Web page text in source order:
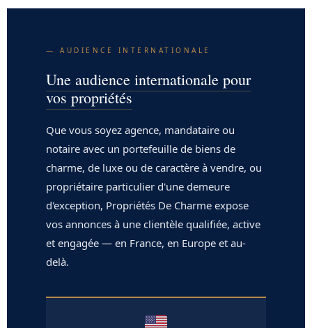
— AUDIENCE INTERNATIONALE
Une audience internationale pour
vos propriétés
Que vous soyez agence, mandataire ou
notaire avec un portefeuille de biens de
charme, de luxe ou de caractère à vendre, ou
propriétaire particulier d'une demeure
d'exception, Propriétés De Charme expose
vos annonces à une clientèle qualifiée, active
et engagée — en France, en Europe et au-
delà.